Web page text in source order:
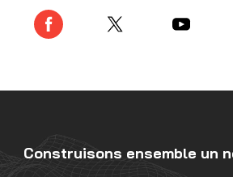
Construisons ensemble un